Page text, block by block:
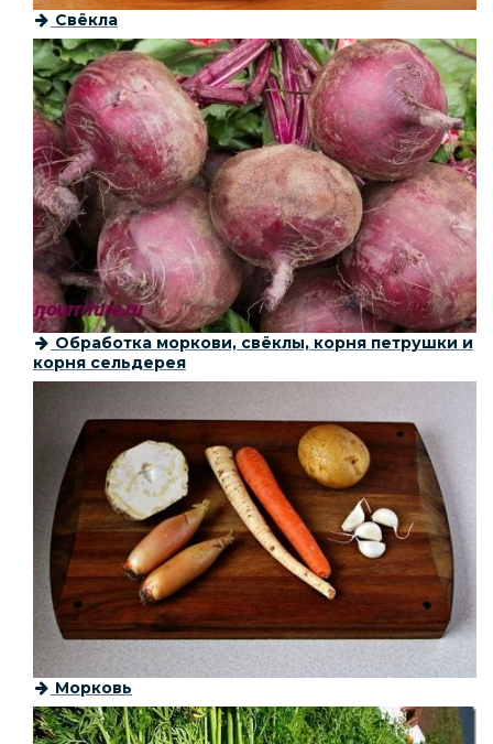
Свёкла
Обработка моркови, свёклы, корня петрушки и
корня сельдерея
Морковь